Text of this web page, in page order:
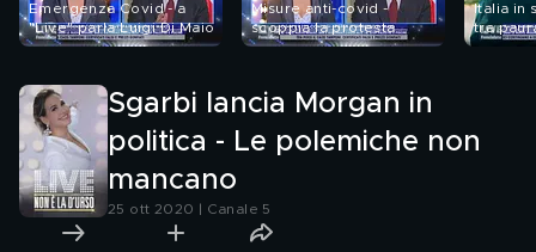
Emergenza Covid - a
"Live" parla Luigi Di Maio
Misure anti-covid -
scoppia la protesta
Italia in
tra
Sgarbi lancia Morgan in
politica - Le polemiche non
mancano
25 ott 2020 | Canale 5